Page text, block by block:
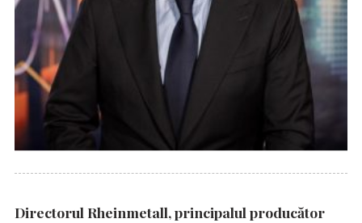
Directorul Rheinmetall, principalul producător